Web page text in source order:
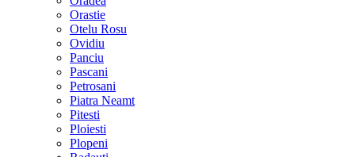
Orastie
Otelu Rosu
Ovidiu
Panciu
Pascani
Petrosani
Piatra Neamt
Pitesti
Ploiesti
Plopeni